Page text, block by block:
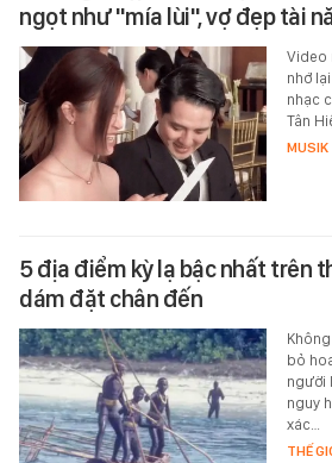
ngọt như "mía lùi", vợ đẹp tài
Video
nhớ
nhạc
Tân
MUSIK
5 địa điểm kỳ lạ bậc nhất trên
dám đặt chân đến
bỏ
người
nguy
xác…
THẾ